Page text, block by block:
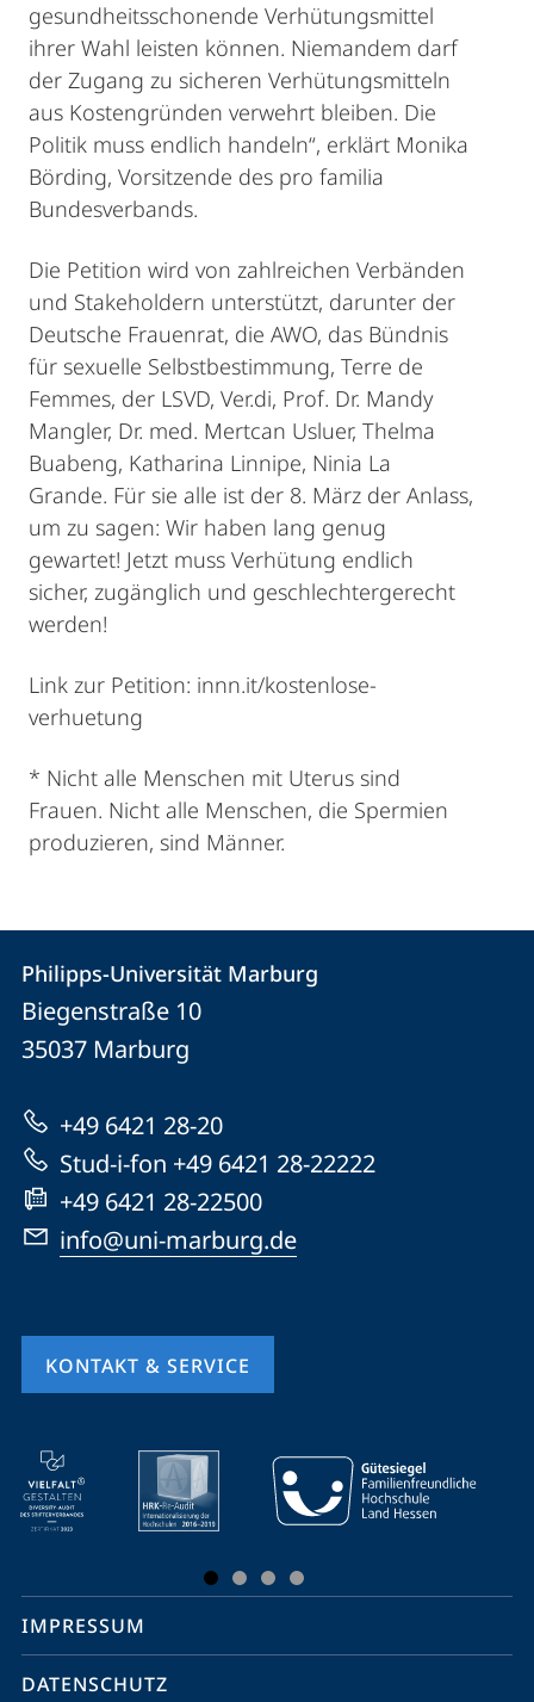
gesundheitsschonende Verhütungsmittel
ihrer Wahl leisten können. Niemandem darf
der Zugang zu sicheren Verhütungsmitteln
aus Kostengründen verwehrt bleiben. Die
Politik muss endlich handeln“, erklärt Monika
Börding, Vorsitzende des pro familia
Bundesverbands.
Die Petition wird von zahlreichen Verbänden
und Stakeholdern unterstützt, darunter der
Deutsche Frauenrat, die AWO, das Bündnis
für sexuelle Selbstbestimmung, Terre de
Femmes, der LSVD, Ver.di, Prof. Dr. Mandy
Mangler, Dr. med. Mertcan Usluer, Thelma
Buabeng, Katharina Linnipe, Ninia La
Grande. Für sie alle ist der 8. März der Anlass,
um zu sagen: Wir haben lang genug
gewartet! Jetzt muss Verhütung endlich
sicher, zugänglich und geschlechtergerecht
werden!
Link zur Petition: innn.it/kostenlose-
verhuetung
* Nicht alle Menschen mit Uterus sind
Frauen. Nicht alle Menschen, die Spermien
produzieren, sind Männer.
Kontakt
und
Informationen
zur
Website
Kontaktinformationen
Philipps-
Universität
Philipps-Universität Marburg
Biegenstraße 10
35037 Marburg
+49 6421 28-20
Stud-i-fon +49 6421 28-22222
+49 6421 28-22500
info@uni-marburg.de
KONTAKT & SERVICE
Mobile-
Service-
Navigation
Social
Media
Kontakte
IMPRESSUM
DATENSCHUTZ